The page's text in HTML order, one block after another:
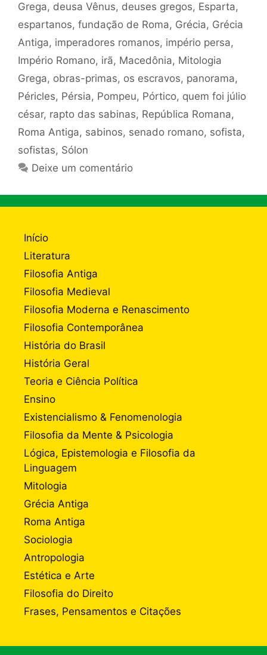
Grega, deusa Vênus, deuses gregos, Esparta,
espartanos, fundação de Roma, Grécia, Grécia
Antiga, imperadores romanos, império persa,
Império Romano, irã, Macedônia, Mitologia
Grega, obras-primas, os escravos, panorama,
Péricles, Pérsia, Pompeu, Pórtico, quem foi júlio
césar, rapto das sabinas, República Romana,
Roma Antiga, sabinos, senado romano, sofista,
sofistas, Sólon
Deixe um comentário
Início
Literatura
Filosofia Antiga
Filosofia Medieval
Filosofia Moderna e Renascimento
Filosofia Contemporânea
História do Brasil
História Geral
Teoria e Ciência Política
Ensino
Existencialismo & Fenomenologia
Filosofia da Mente & Psicologia
Lógica, Epistemologia e Filosofia da
Linguagem
Mitologia
Grécia Antiga
Roma Antiga
Sociologia
Antropologia
Estética e Arte
Filosofia do Direito
Frases, Pensamentos e Citações